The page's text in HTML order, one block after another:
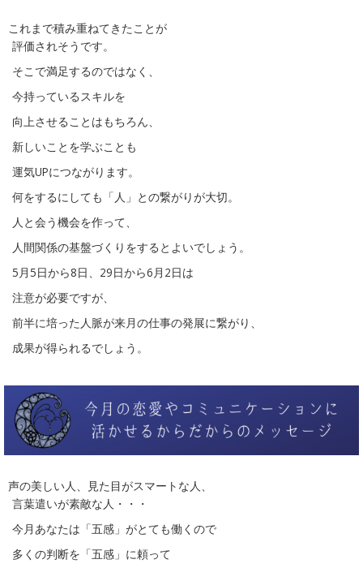
これまで積み重ねてきたことが
評価されそうです。
そこで満足するのではなく、
今持っているスキルを
向上させることはもちろん、
新しいことを学ぶことも
運気UPにつながります。
何をするにしても「人」との繋がりが大切。
人と会う機会を作って、
人間関係の基盤づくりをするとよいでしょう。
5月5日から8日、29日から6月2日は
注意が必要ですが、
前半に培った人脈が来月の仕事の発展に繋がり、
成果が得られるでしょう。
声の美しい人、見た目がスマートな人、
言葉遣いが素敵な人・・・
今月あなたは「五感」がとても働くので
多くの判断を「五感」に頼って